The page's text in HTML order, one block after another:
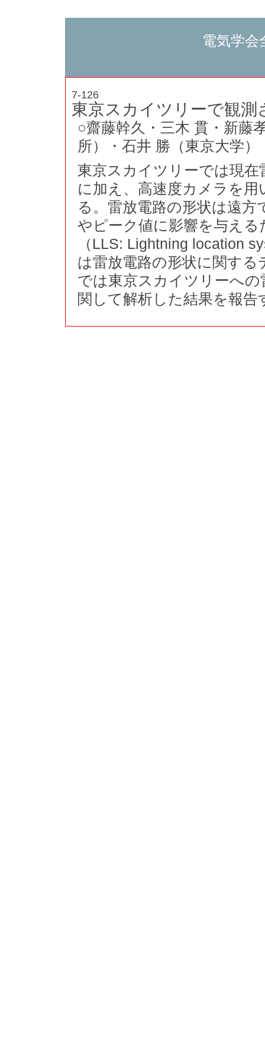
電気学会
7-126
東京スカイツリーで観測
○齋藤幹久・三木 貫・新藤
所）・石井 勝（東京大学
東京スカイツリーでは現在
に加え、高速度カメラを
る。雷放電路の形状は遠
やピーク値に影響を与え
（LLS: Lightning location
は雷放電路の形状に関す
では東京スカイツリーへ
関して解析した結果を報告